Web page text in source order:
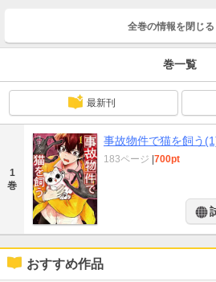
全巻の情報を 閉じる
巻一覧
最新刊
1
巻
事故物件で猫を飼う
183ページ |700pt
おすすめ作品